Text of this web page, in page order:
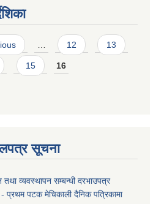
12 13
15 16
सूचना
व्यवस्थापन सम्बन्धी दरभाउपत्र
प्रथम पटक मेचिकाली दैनिक पत्रिकामा